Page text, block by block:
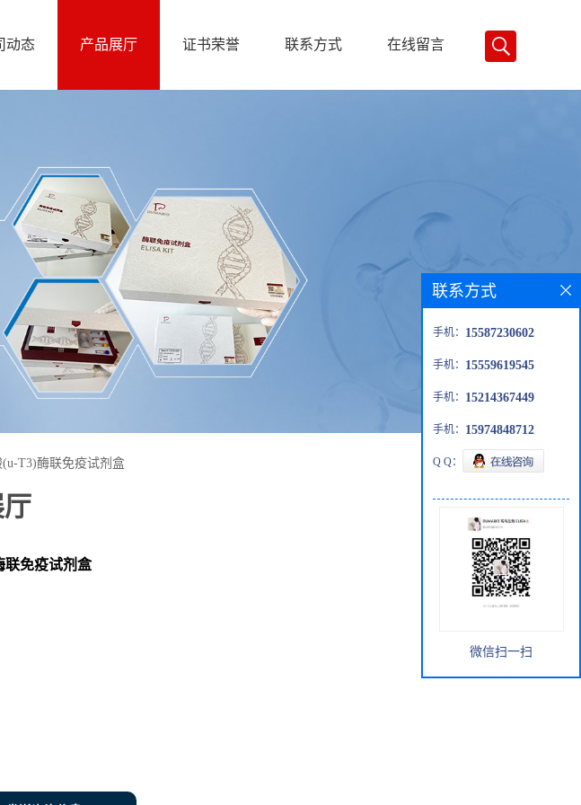
动态 产品展厅 证书荣誉 联系方式 在线留言
T3)酶联免疫试剂盒
联免疫试剂盒
联系方式
手机： 15587230602
手机： 15559619545
手机： 15214367449
手机： 15974848712
Q Q：
微信扫一扫